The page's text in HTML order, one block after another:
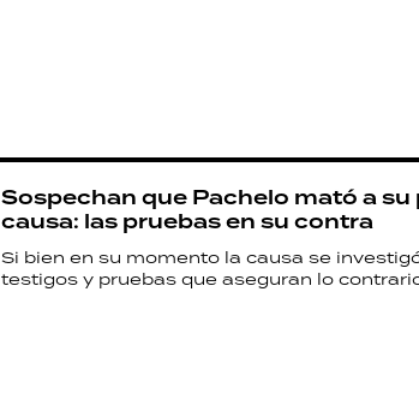
Sospechan que Pachelo mató a
causa: las pruebas en su contra
Si bien en su momento la causa se
testigos y pruebas que aseguran lo